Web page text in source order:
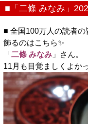
■「二條 みなみ」
■ 全国100万人の読者
飾るのはこちら✨️
「 二條 みなみ」さん。
11月も目覚ましくよか